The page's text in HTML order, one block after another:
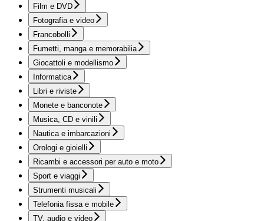
Film e DVD
Fotografia e video
Francobolli
Fumetti, manga e memorabilia
Giocattoli e modellismo
Informatica
Libri e riviste
Monete e banconote
Musica, CD e vinili
Nautica e imbarcazioni
Orologi e gioielli
Ricambi e accessori per auto e moto
Sport e viaggi
Strumenti musicali
Telefonia fissa e mobile
TV, audio e video